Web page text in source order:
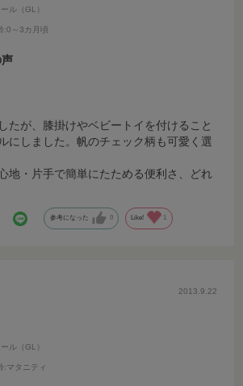
ル（GL）
:0～3カ月頃
たが、膝掛けやベビートイを付けること
にしました。帆のチェック柄も可愛く選
地・片手で簡単にたためる便利さ、どれ
参考になった 0 Like! 1
2013.9.22
ル（GL）
:マタニティ